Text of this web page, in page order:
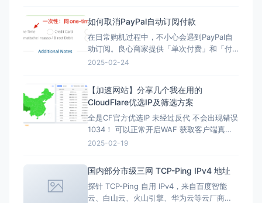
如何取消PayPal自动订阅付款
在日常购机过程中，不小心会遇到PayPal自
动订阅。良心商家提供「单次付费」和「付
费订阅」两类选项。但现在良心商家日渐变
被扣款。本文简单介绍「付费订阅」的优
劣、如何发现「付费订阅」、以及事后如何
取消「付费订阅」。 付
2025-02-24
【加速网站】分享几个我在用的
CloudFlare优选IP及筛选方案
全是CF官方优选IP 未经过反代 不会出现错误
1034！ 可以正常开启WAF 获取客户端真实
IP！ 云服务监测平台 虽然我跟此站长 因其他
他做的优选Cname是根据丢包率 持续稳定性
速度 国内多地区家宽
2025-02-19
国内部分市级三网 TCP-Ping IPv4 地址
探针 TCP-Ping 自用 IPv4，来自百度智能
云、白山云、火山引擎、华为云等云厂商